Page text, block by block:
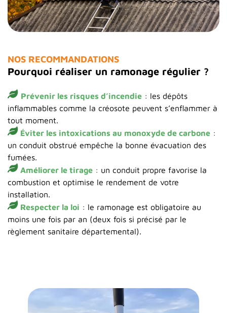
NOS RECOMMANDATIONS
Pourquoi réaliser un ramonage régulier ?
Prévenir les risques d’incendie : les dépôts
inflammables comme la créosote peuvent s’enflammer à
tout moment.
Éviter les intoxications au monoxyde de carbone :
un conduit obstrué empêche la bonne évacuation des
fumées.
Améliorer le tirage : un conduit propre favorise la
combustion et optimise le rendement de votre
installation.
Respecter la loi : le ramonage est obligatoire au
moins une fois par an (deux fois si précisé par le
règlement sanitaire départemental).